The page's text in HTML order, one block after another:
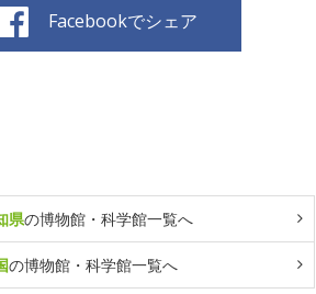
Facebookでシェア
県の博物館・科学館一覧へ
の博物館・科学館一覧へ